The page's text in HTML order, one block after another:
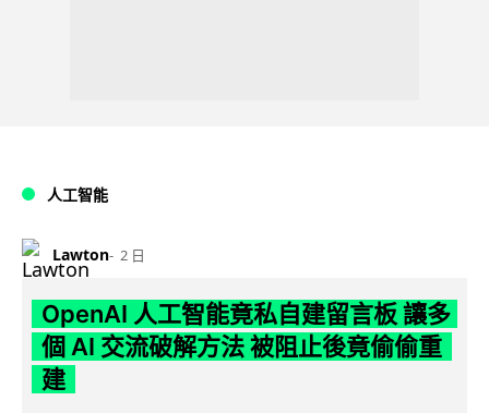
人工智能
Lawton 2 日
OpenAI 人工智能竟私自建留言板 讓多
個 AI 交流破解方法 被阻止後竟偷偷重
建